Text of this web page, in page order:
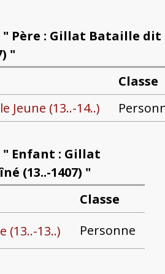
" Père : Gillat Bataille dit
"
Classe
Jeune (13..-14..)
" Enfant : Gillat
(13..-1407) "
Classe
(13..-13..)
Personne